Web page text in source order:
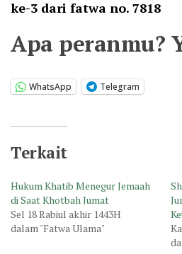
ke-3 dari fatwa no. 7818
Apa peranmu?
WhatsApp Telegram
Terkait
Hukum Khatib Menegur Jemaah
di Saat Khotbah Jumat
Sel 18 Rabiul akhir 1443H
dalam "Fatwa Ulama"